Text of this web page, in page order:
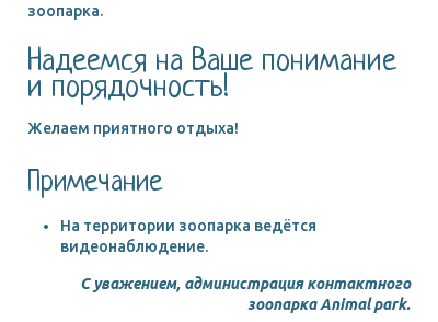
зоопарка.
Надеемся на Ваше понимание
и порядочность!
Желаем приятного отдыха!
Примечание
На территории зоопарка ведётся
видеонаблюдение.
С уважением, администрация контактного
зоопарка Animal park.